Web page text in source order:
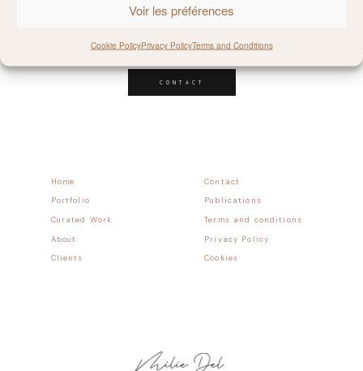
Voir les préférences
Cookie PolicyPrivacy PolicyTerms and Conditions
Contact
Home
Publications
Portfolio
Terms and conditions
Curated Work
CONTACT
Privacy Policy
About
Cookies
Clients